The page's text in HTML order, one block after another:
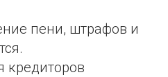
пени, штрафов и
кредиторов